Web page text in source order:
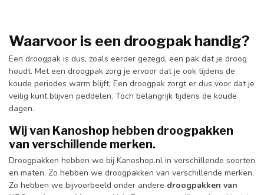
Waarvoor is een droogpak handig?
Een droogpak is dus, zoals eerder gezegd, een pak dat je droog
houdt. Met een droogpak zorg je ervoor dat je ook tijdens de
koude periodes warm blijft. Een droogpak zorgt er dus voor dat je
veilig kunt blijven peddelen. Toch belangrijk tijdens de koude
dagen.
Wij van Kanoshop hebben droogpakken
van verschillende merken.
Droogpakken hebben we bij Kanoshop.nl in verschillende soorten
en maten. Zo hebben we droogpakken van verschillende merken.
Zo hebben we bijvoorbeeld onder andere droogpakken van